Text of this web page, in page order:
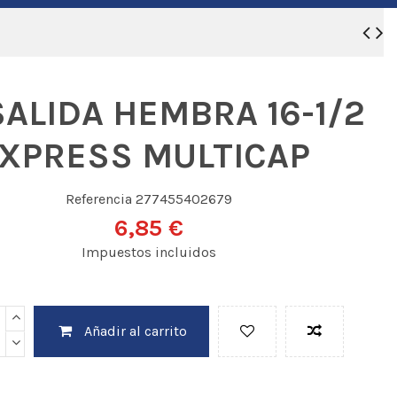
HEMBRA 16-1/2
MULTICAP
Referencia 277455402679
6,85 €
Impuestos incluidos
Añadir al carrito